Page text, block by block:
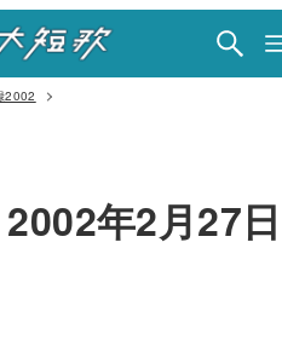
2002
年2月27日